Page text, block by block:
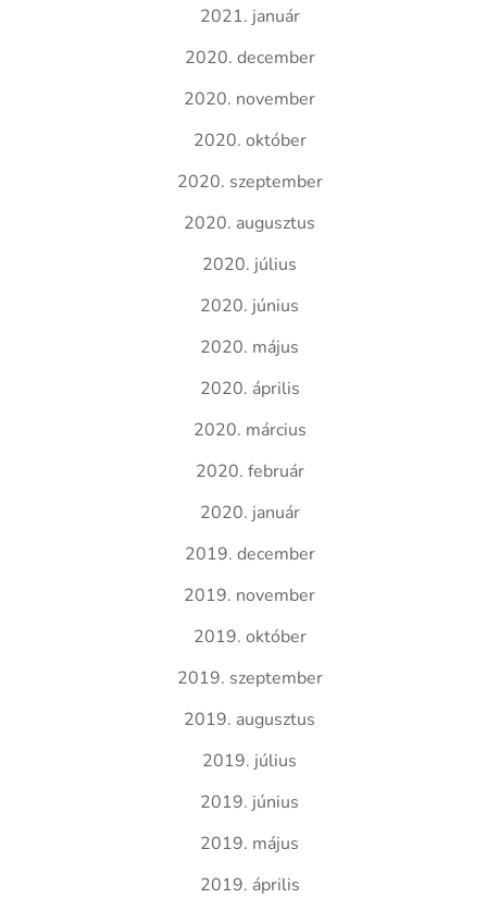
2021. január
2020. december
2020. november
2020. október
2020. szeptember
2020. augusztus
2020. július
2020. június
2020. május
2020. április
2020. március
2020. február
2020. január
2019. december
2019. november
2019. október
2019. szeptember
2019. augusztus
2019. július
2019. június
2019. május
2019. április